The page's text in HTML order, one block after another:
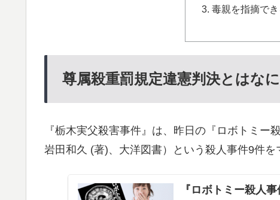
毒親を指摘で
尊属殺重罰規定違憲判決とはな
『栃木実父殺害事件』は、昨日の『ロボトミ
岩田和久 (著)、大洋図書）という殺人事件9件を
『ロボトミー殺人